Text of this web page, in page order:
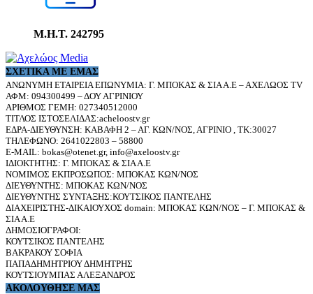
Μ.Η.Τ. 242795
ΣΧΕΤΙΚΆ ΜΕ ΕΜΆΣ
ΑΝΩΝΥΜΗ ΕΤΑΙΡΕΙΑ ΕΠΩΝΥΜΙΑ: Γ. ΜΠΟΚΑΣ & ΣΙΑ Α.Ε – ΑΧΕΛΩΟΣ TV
ΑΦΜ: 094300499 – ΔΟΥ ΑΓΡΙΝΙΟΥ
ΑΡΙΘΜΟΣ ΓΕΜΗ: 027340512000
ΤΙΤΛΟΣ ΙΣΤΟΣΕΛΙΔΑΣ:acheloostv.gr
ΕΔΡΑ-ΔΙΕΥΘΥΝΣΗ: ΚΑΒΑΦΗ 2 – ΑΓ. ΚΩΝ/ΝΟΣ, ΑΓΡΙΝΙΟ , ΤΚ:30027
ΤΗΛΕΦΩΝΟ: 2641022803 – 58800
E-MAIL: bokas@otenet.gr, info@axeloostv.gr
ΙΔΙΟΚΤΗΤΗΣ: Γ. ΜΠΟΚΑΣ & ΣΙΑ Α.Ε
ΝΟΜΙΜΟΣ ΕΚΠΡΟΣΩΠΟΣ: ΜΠΟΚΑΣ ΚΩΝ/ΝΟΣ
ΔΙΕΥΘΥΝΤΗΣ: ΜΠΟΚΑΣ ΚΩΝ/ΝΟΣ
ΔΙΕΥΘΥΝΤΗΣ ΣΥΝΤΑΞΗΣ:ΚΟΥΤΣΙΚΟΣ ΠΑΝΤΕΛΗΣ
ΔΙΑΧΕΙΡΙΣΤΗΣ-ΔΙΚΑΙΟΥΧΟΣ domain: ΜΠΟΚΑΣ ΚΩΝ/ΝΟΣ – Γ. ΜΠΟΚΑΣ &
ΣΙΑ Α.Ε
ΔΗΜΟΣΙΟΓΡΑΦΟΙ:
ΚΟΥΤΣΙΚΟΣ ΠΑΝΤΕΛΗΣ
ΒΑΚΡΑΚΟΥ ΣΟΦΙΑ
ΠΑΠΑΔΗΜΗΤΡΙΟΥ ΔΗΜΗΤΡΗΣ
ΚΟΥΤΣΙΟΥΜΠΑΣ ΑΛΕΞΑΝΔΡΟΣ
ΑΚΟΛΟΥΘΗΣΕ ΜΑΣ